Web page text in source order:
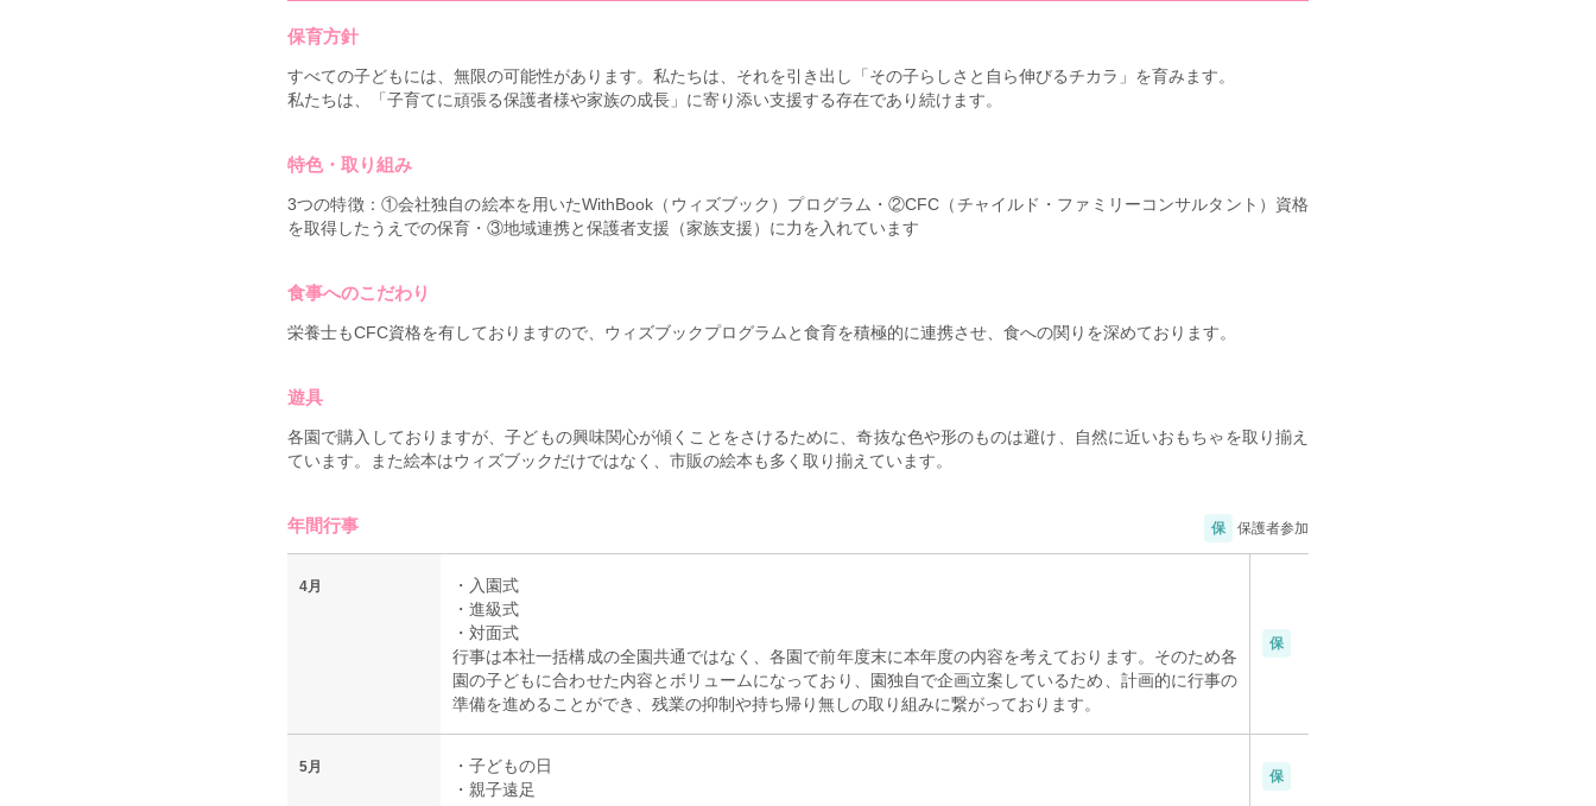
保育方針
すべての子どもには、無限の可能性があります。私たちは、それを引き出し「その子らしさと自ら伸びるチカラ」を育みます。
私たちは、「子育てに頑張る保護者様や家族の成長」に寄り添い支援する存在であり続けます。
特色・取り組み
3つの特徴：①会社独自の絵本を用いたWithBook（ウィズブック）プログラム・②CFC（チャイルド・ファミリーコンサルタント）資格
を取得したうえでの保育・③地域連携と保護者支援（家族支援）に力を入れています
食事へのこだわり
栄養士もCFC資格を有しておりますので、ウィズブックプログラムと食育を積極的に連携させ、食への関りを深めております。
遊具
各園で購入しておりますが、子どもの興味関心が傾くことをさけるために、奇抜な色や形のものは避け、自然に近いおもちゃを取り揃え
ています。また絵本はウィズブックだけではなく、市販の絵本も多く取り揃えています。
年間行事 保 保護者参加
4月
・入園式
・進級式
・対面式
行事は本社一括構成の全園共通ではなく、各園で前年度末に本年度の内容を考えております。そのため各
園の子どもに合わせた内容とボリュームになっており、園独自で企画立案しているため、計画的に行事の
準備を進めることができ、残業の抑制や持ち帰り無しの取り組みに繋がっております。
保
5月
・子どもの日
・親子遠足
保